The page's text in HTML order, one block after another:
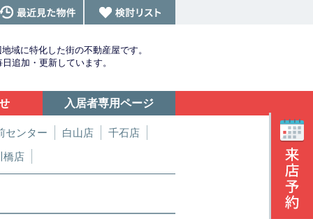
域に特化した街の不動産屋です。
追加・更新しています。
入居者専用ページ
センター 白山店
千石店
橋店